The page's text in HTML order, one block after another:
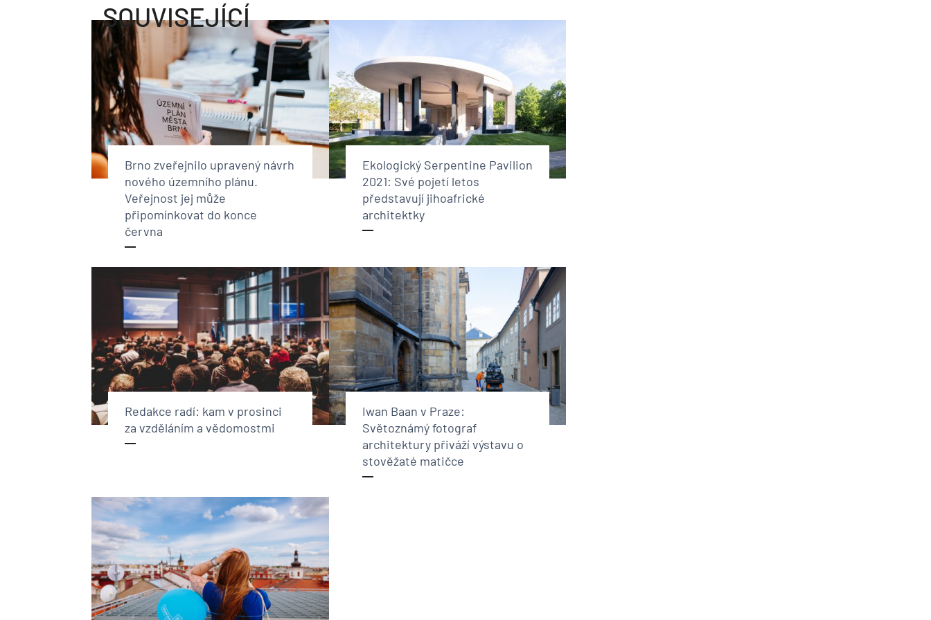
SOUVISEJÍCÍ
Brno zveřejnilo upravený návrh
nového územního plánu.
Veřejnost jej může
připomínkovat do konce
června
Ekologický Serpentine Pavilion
2021: Své pojetí letos
představují jihoafrické
architektky
Redakce radí: kam v prosinci
za vzděláním a vědomostmi
Iwan Baan v Praze:
Světoznámý fotograf
architektury přiváží výstavu o
stověžaté matičce